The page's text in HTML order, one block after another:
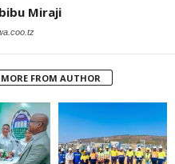
Miraji
MORE FROM AUTHOR